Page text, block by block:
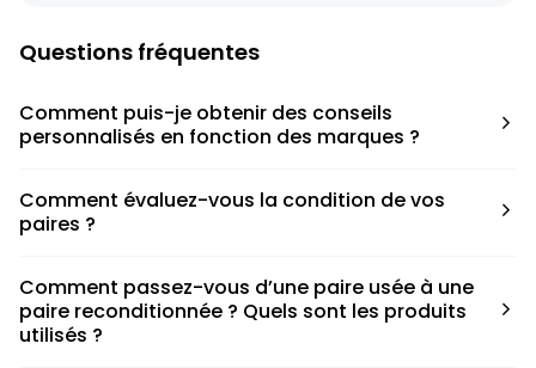
Questions fréquentes
Comment puis-je obtenir des conseils
personnalisés en fonction des marques ?
pour déterminer la taille appropriée, que ce soit une taille
en dessous, au-dessus ou correspondant à votre taille
Comment évaluez-vous la condition de vos
paires ?
défauts spécifiques de chaque paire.
Comment passez-vous d’une paire usée à une
paire reconditionnée ? Quels sont les produits
utilisés ?